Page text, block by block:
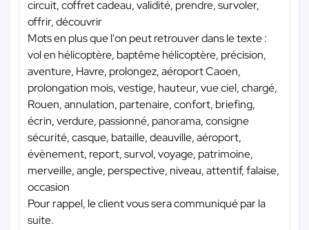
circuit, coffret cadeau, validité, prendre, survoler,
offrir, découvrir
Mots en plus que l'on peut retrouver dans le texte :
vol en hélicoptère, baptême hélicoptère, précision,
aventure, Havre, prolongez, aéroport Caoen,
prolongation mois, vestige, hauteur, vue ciel, chargé,
Rouen, annulation, partenaire, confort, briefing,
écrin, verdure, passionné, panorama, consigne
sécurité, casque, bataille, deauville, aéroport,
évènement, report, survol, voyage, patrimoine,
merveille, angle, perspective, niveau, attentif, falaise,
occasion
Pour rappel, le client vous sera communiqué par la
suite.